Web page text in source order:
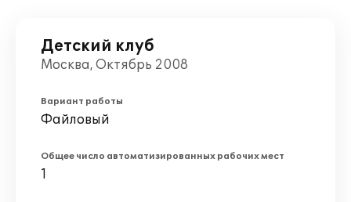
Детский клуб
Москва, Октябрь 2008
Вариант работы
Файловый
Общее число автоматизированных рабочих мест
1